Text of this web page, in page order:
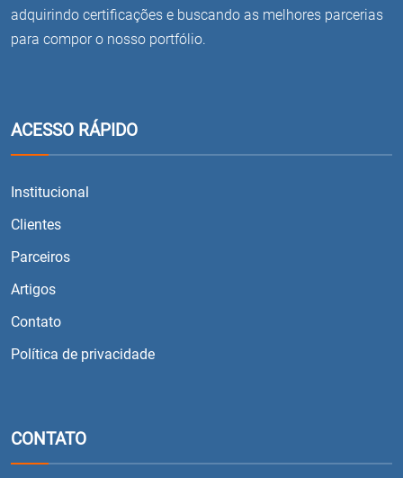
adquirindo certificações e buscando as melhores parcerias
para compor o nosso portfólio.
ACESSO RÁPIDO
Institucional
Clientes
Parceiros
Artigos
Contato
Política de privacidade
CONTATO